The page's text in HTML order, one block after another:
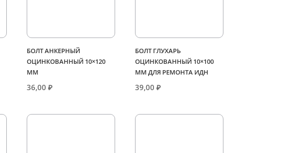
БОЛТ АНКЕРНЫЙ
ОЦИНКОВАННЫЙ 10×120
ММ
36,00 ₽
БОЛТ ГЛУХАРЬ
ОЦИНКОВАННЫЙ 10×100
ММ ДЛЯ РЕМОНТА ИДН
39,00 ₽